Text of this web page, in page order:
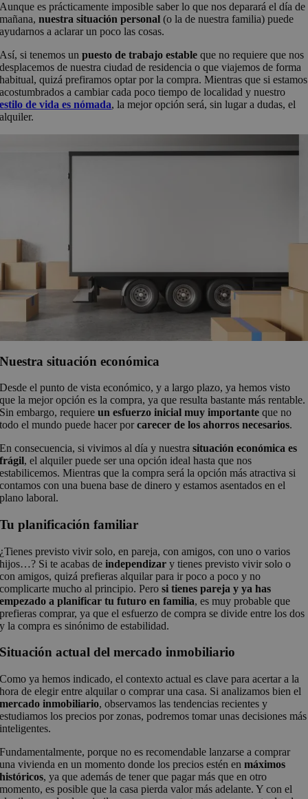
Aunque es prácticamente imposible saber lo que nos deparará el día de
mañana,nuestra situación personal (o la de nuestra familia) puede
ayudarnos a aclarar un poco las cosas.
Así, si tenemos unpuesto de trabajo estable que no requiere que nos
desplacemos de nuestra ciudad de residencia o que viajemos de forma
habitual, quizá prefiramos optar por la compra. Mientras que si estamos
acostumbrados a cambiar cada poco tiempo de localidad y nuestro
estilo de vida es nómada, la mejor opción será, sin lugar a dudas, el
alquiler.
Nuestra situación económica
Desde el punto de vista económico, y a largo plazo, ya hemos visto
que la mejor opción es la compra, ya que resulta bastante más rentable.
Sin embargo, requiereun esfuerzo inicial muy importanteque no
todo el mundo puede hacer porcarecer de los ahorros necesarios.
En consecuencia, si vivimos al día y nuestrasituación económica es
frágil, el alquiler puede ser una opción ideal hasta que nos
estabilicemos. Mientras que la compra será la opción más atractiva si
contamos con una buena base de dinero y estamos asentados en el
plano laboral.
Tu planificación familiar
¿Tienes previsto vivir solo, en pareja, con amigos, con uno o varios
hijos…? Si te acabas de independizary tienes previsto vivir solo o
con amigos, quizá prefieras alquilar para ir poco a poco y no
complicarte mucho al principio. Perosi tienes pareja y ya has
empezado a planificar tu futuro en familia, es muy probable que
prefieras comprar, ya que el esfuerzo de compra se divide entre los dos
y la compra es sinónimo de estabilidad.
Situación actual del mercado inmobiliario
Como ya hemos indicado, el contexto actual es clave para acertar a la
hora de elegir entre alquilar o comprar una casa. Si analizamos bien el
mercado inmobiliario, observamos las tendencias recientes y
estudiamos los precios por zonas, podremos tomar unas decisiones más
inteligentes.
Fundamentalmente, porque no es recomendable lanzarse a comprar
una vivienda en un momento donde los precios estén enmáximos
históricos, ya que además de tener que pagar más que en otro
momento, es posible que la casa pierda valor más adelante. Y con el